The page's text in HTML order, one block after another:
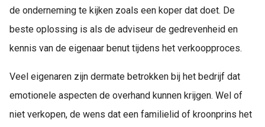
de onderneming te kijken zoals een koper dat doet. De
beste oplossing is als de adviseur de gedrevenheid en
kennis van de eigenaar benut tijdens het verkoopproces.
Veel eigenaren zijn dermate betrokken bij het bedrijf dat
emotionele aspecten de overhand kunnen krijgen. Wel of
niet verkopen, de wens dat een familielid of kroonprins het
van
gebruikt